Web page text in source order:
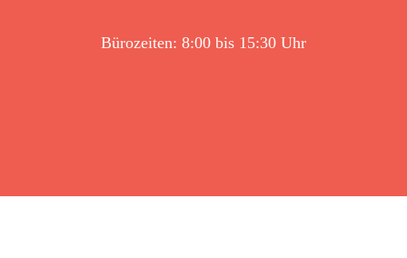
Bürozeiten: 8:00 bis 15:30 Uhr